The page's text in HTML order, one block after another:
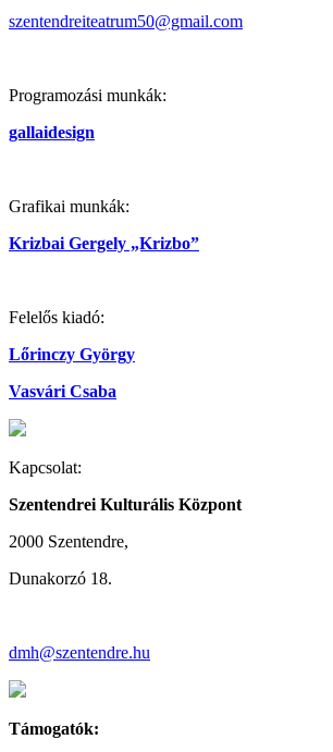
szentendreiteatrum50@gmail.com
Programozási munkák:
gallaidesign
Grafikai munkák:
Krizbai Gergely „Krizbo”
Felelős kiadó:
Lőrinczy György
Vasvári Csaba
Kapcsolat:
Szentendrei Kulturális Központ
2000 Szentendre,
Dunakorzó 18.
dmh@szentendre.hu
Támogatók: